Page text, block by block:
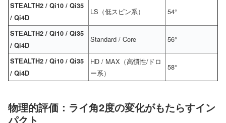
STEALTH2 / Qi10 / Qi35
/ Qi4D
LS（低スピン系） 54°
STEALTH2 / Qi10 / Qi35
/ Qi4D
Standard / Core 56°
STEALTH2 / Qi10 / Qi35
/ Qi4D
HD / MAX（高慣性/ドロ
ー系）
58°
物理的評価：ライ角2度の変化がもたらすイン
パクト